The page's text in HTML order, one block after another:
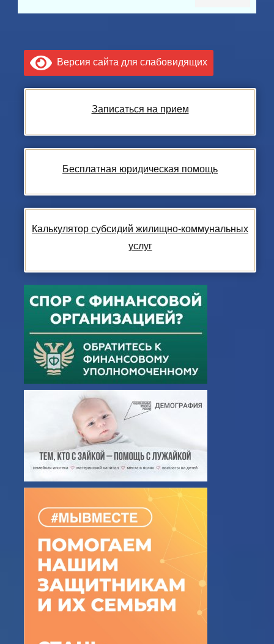
Версия сайта для слабовидящих
Записаться на прием
Бесплатная юридическая помощь
Калькулятор субсидий жилищно-коммунальных
услуг